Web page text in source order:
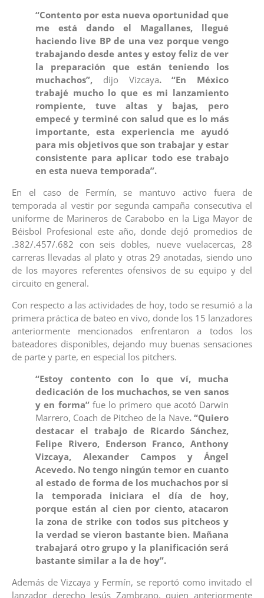
“Contento por esta nueva oportunidad que
me está dando el Magallanes, llegué
haciendo live BP de una vez porque vengo
trabajando desde antes y estoy feliz de ver
la preparación que están teniendo los
muchachos”, dijo Vizcaya. “En México
trabajé mucho lo que es mi lanzamiento
rompiente, tuve altas y bajas, pero
empecé y terminé con salud que es lo más
importante, esta experiencia me ayudó
para mis objetivos que son trabajar y estar
consistente para aplicar todo ese trabajo
en esta nueva temporada”.
En el caso de Fermín, se mantuvo activo fuera de
temporada al vestir por segunda campaña consecutiva el
uniforme de Marineros de Carabobo en la Liga Mayor de
Béisbol Profesional este año, donde dejó promedios de
.382/.457/.682 con seis dobles, nueve vuelacercas, 28
carreras llevadas al plato y otras 29 anotadas, siendo uno
de los mayores referentes ofensivos de su equipo y del
circuito en general.
Con respecto a las actividades de hoy, todo se resumió a la
primera práctica de bateo en vivo, donde los 15 lanzadores
anteriormente mencionados enfrentaron a todos los
bateadores disponibles, dejando muy buenas sensaciones
de parte y parte, en especial los pitchers.
“Estoy contento con lo que ví, mucha
dedicación de los muchachos, se ven sanos
y en forma” fue lo primero que acotó Darwin
Marrero, Coach de Pitcheo de la Nave. “Quiero
destacar el trabajo de Ricardo Sánchez,
Felipe Rivero, Enderson Franco, Anthony
Vizcaya, Alexander Campos y Ángel
Acevedo. No tengo ningún temor en cuanto
al estado de forma de los muchachos por si
la temporada iniciara el día de hoy,
porque están al cien por ciento, atacaron
la zona de strike con todos sus pitcheos y
la verdad se vieron bastante bien. Mañana
trabajará otro grupo y la planificación será
bastante similar a la de hoy”.
Además de Vizcaya y Fermín, se reportó como invitado el
lanzador derecho Jesús Zambrano, quien anteriormente